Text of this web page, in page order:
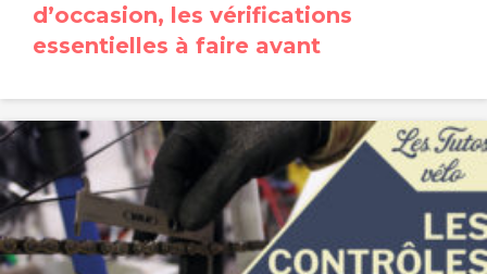
d’occasion, les vérifications
essentielles à faire avant